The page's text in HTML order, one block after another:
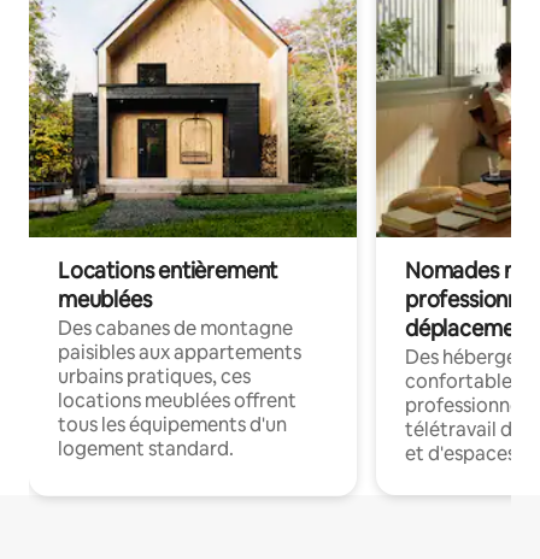
Locations entièrement
meublées
Des cabanes de montagne
paisibles aux appartements
urbains pratiques, ces
locations meublées offrent
tous les équipements d'un
logement standard.
Nomades
déplacement
Des
confortables
professionnels
télétravail
et d'espaces